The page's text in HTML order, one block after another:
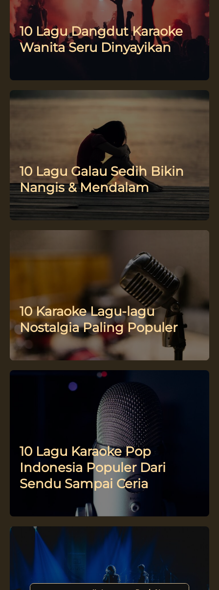
10 Lagu Dangdut Karaoke
Wanita Seru Dinyayikan
10 Lagu Galau Sedih Bikin
Nangis & Mendalam
10 Karaoke Lagu-lagu
Nostalgia Paling Populer
10 Lagu Karaoke Pop
Indonesia Populer Dari
Sendu Sampai Ceria